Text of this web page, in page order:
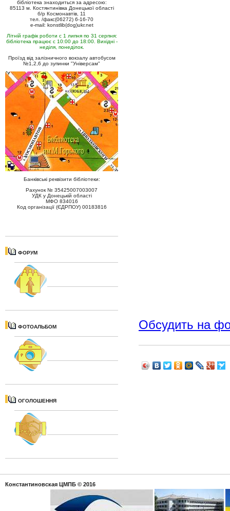
бібліотека знаходиться за адресою:
85113 м. Костянтинівка Донецької області
б/р Космонавтів, 11
тел. /факс(06272) 6-16-70
e-mail: konstlib(dog)ukr.net
Літній графік роботи с 1 липня по 31 серпня:
бібліотека працює с 10:00 до 18:00. Вихідні -
неділя, понеділок.
Проїзд від залізничного вокзалу автобусом
№1,2,6 до зупинки "Універсам"
Банківські реквізити бібліотеки:
Рахунок № 35425007003007
УДК у Донецькій області
МФО 834016
Код організації (ЄДРПОУ) 00183816
ФОРУМ
ФОТОАЛЬБОМ
ОГОЛОШЕННЯ
Обсудить на
Константиновская ЦМПБ © 2016